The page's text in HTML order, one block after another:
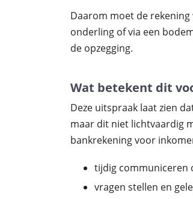
Daarom moet de
onderling of via een
de opzegging.
Wat betekent dit
Deze uitspraak laat zien
maar dit niet lichtvaardig
bankrekening voor
tijdig communiceren
vragen stellen en